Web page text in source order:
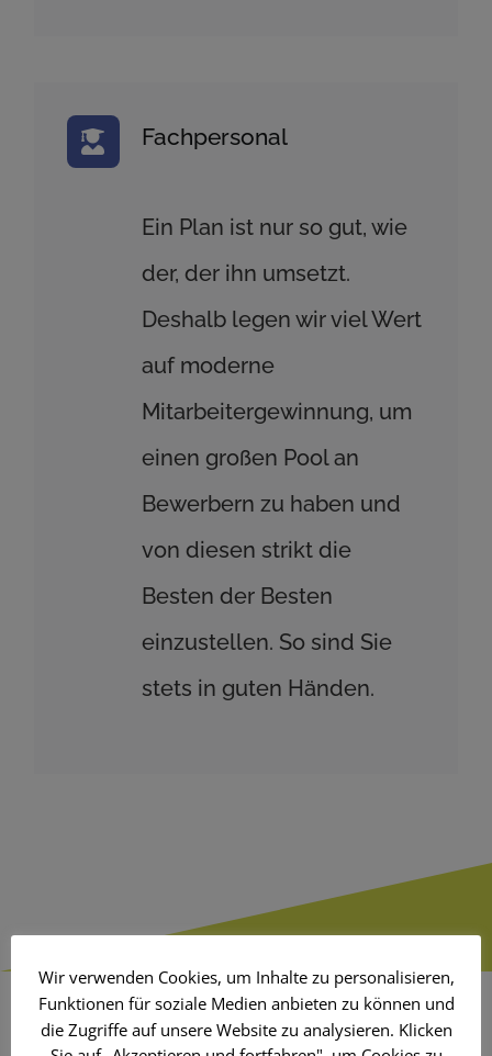
Fachpersonal
Ein Plan ist nur so gut, wie
der, der ihn umsetzt.
Deshalb legen wir viel Wert
auf moderne
Mitarbeitergewinnung, um
einen großen Pool an
Bewerbern zu haben und
von diesen strikt die
Besten der Besten
einzustellen. So sind Sie
stets in guten Händen.
Wir verwenden Cookies, um Inhalte zu personalisieren,
Funktionen für soziale Medien anbieten zu können und
die Zugriffe auf unsere Website zu analysieren. Klicken